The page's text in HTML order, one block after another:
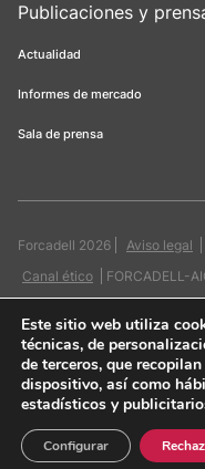
Publicaciones y
Actualidad
Informes de mercado
Sala de prensa
Forcadell 2026 Aviso legal
Canal ético
FORCADELL-
Quiero
Este sitio web utiliza
técnicas, de
de terceros, que
dispositivo, así como
estadísticos y
Configurar